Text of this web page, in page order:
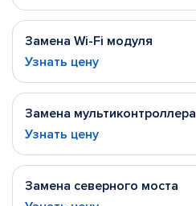
Замена Wi-Fi модуля
Узнать цену
Замена мультиконтроллера
Узнать цену
Замена северного моста